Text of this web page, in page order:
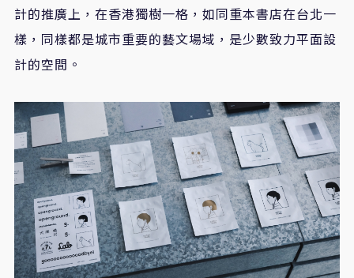
計的推廣上，在香港獨樹一格，如同重本書店在台北一
樣，同樣都是城市重要的藝文場域，是少數致力平面設
計的空間。